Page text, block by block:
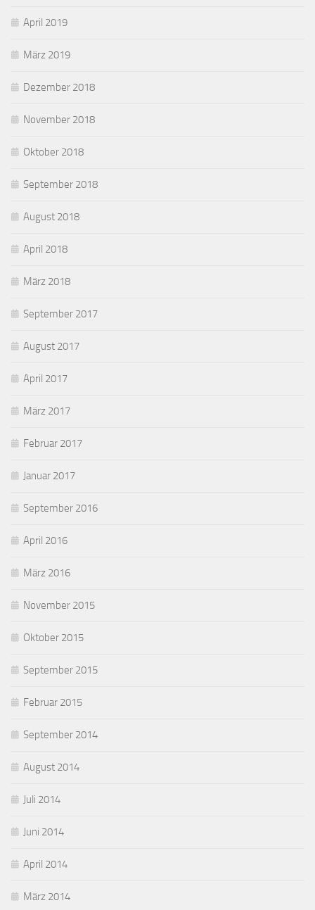
April 2019
März 2019
Dezember 2018
November 2018
Oktober 2018
September 2018
August 2018
April 2018
März 2018
September 2017
August 2017
April 2017
März 2017
Februar 2017
Januar 2017
September 2016
April 2016
März 2016
November 2015
Oktober 2015
September 2015
Februar 2015
September 2014
August 2014
Juli 2014
Juni 2014
April 2014
März 2014